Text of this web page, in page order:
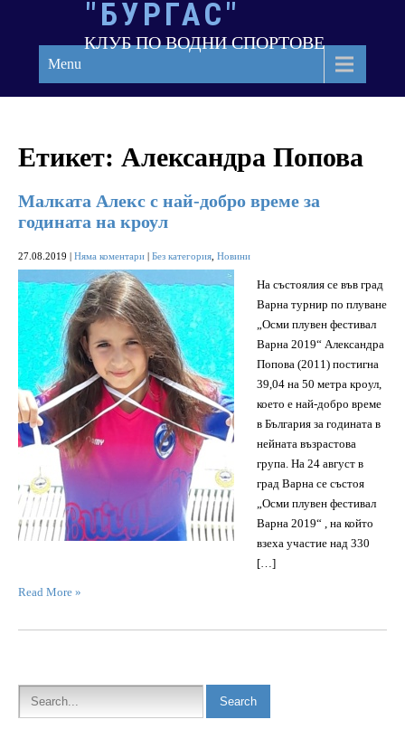
"БУРГАС"
КЛУБ ПО ВОДНИ СПОРТОВЕ
Menu
Етикет: Александра Попова
Малката Алекс с най-добро време за
годината на кроул
27.08.2019 | Няма коментари | Без категория Новини
На състоялия се във град
Варна турнир по плуване
„Осми плувен фестивал
Варна 2019“ Александра
Попова (2011) постигна
39,04 на 50 метра кроул,
което е най-добро време
в България за годината в
нейната възрастова
група. На 24 август в
град Варна се състоя
„Осми плувен фестивал
Варна 2019“ , на който
взеха участие над 330
[…]
Read More »